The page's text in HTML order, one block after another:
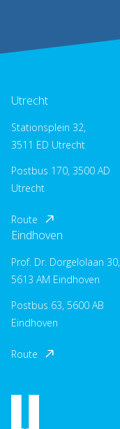
Utrecht
Stationsplein 32,
3511 ED Utrecht
Postbus 170, 3500 AD
Utrecht
Route
Eindhoven
Prof. Dr. Dorgelolaan 30,
5613 AM Eindhoven
Postbus 63, 5600 AB
Eindhoven
Route